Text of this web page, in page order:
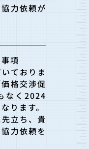
力依頼が
項
ておりま
格交渉促
なく2024
ります。
立ち、貴
力依頼を